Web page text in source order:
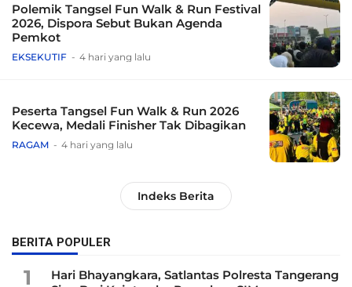
Polemik Tangsel Fun Walk & Run Festival
2026, Dispora Sebut Bukan Agenda
Pemkot
EKSEKUTIF 4 hari yang lalu
Peserta Tangsel Fun Walk & Run 2026
Kecewa, Medali Finisher Tak Dibagikan
RAGAM 4 hari yang lalu
Indeks Berita
BERITA POPULER
1
Hari Bhayangkara, Satlantas Polresta Tangerang